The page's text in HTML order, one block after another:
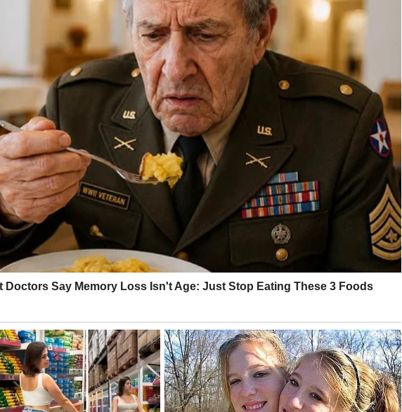
bilo koju posudu, bilo lavabo, lavor ili kadu, i ulijte jednu šolju alkoholnog octa. Dodajte
i potopite odjeću koja je zahvaćena mrljama. Nježno protrljajte tkaninu i ostavite da
sat vremena. Nakon toga, operite odjeću kao i obično, ali budite pažljivi da ne pretrpate
trik s alkoholnim octom može potpuno promijeniti način na koji pristupate pranju odjeće.
mrlje, već i bakterije koje se često nalaze na tkaninama, osvježava i omekšava
odjeću ugodnijom za nošenje. Što je najbolje, sve ovo možete postići bez korištenja
mogu utjecati na vašu kožu ili okoliš.
samo dobar za vašu odjeću, već je izuzetno učinkovit i u mnogim drugim kućanskim
ga koristiti za čišćenje staklenih površina, ogledala ili čak kao prirodni osvježivač zraka.
za dezinficiranje površina, pa tako može postati vaš osnovni saveznik u održavanju
Jedan proizvod koji imate već kod kuće može vam uštedjeti novac i smanjiti potrebu
deterdženata.